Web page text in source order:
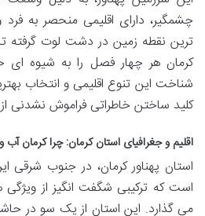
چشمگیر، دارای اقلیمی منحصر به
ترین نقطه زمین در دشت لوت گرفته
کرمان هر چهار فصل را به شیوه
شناخت این تنوع اقلیمی و انتخاب
کلید ساختن خاطراتی فراموش نشدنی
اقلیم و جغرافیای استان کرمان: چرا کرمان
استان پهناور کرمان، در جنوب شرقی
است که ترکیبی شگفت انگیز از ویژگی
می گذارد. این استان از یک سو در